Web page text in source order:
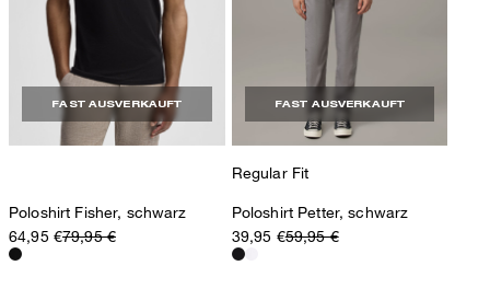
FAST AUSVERKAUFT
Poloshirt Fisher, schwarz
64,95 €79,95 €
FAST AUSVERKAUFT
Regular Fit
Poloshirt Petter, schwarz
39,95 €59,95 €